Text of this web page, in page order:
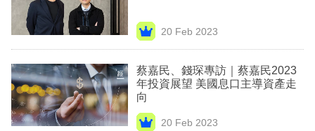
場
生
時
事
20 Feb 2023
蔡嘉民、錢琛專訪｜蔡嘉民2023
年投資展望 美國息口主導資產走
向
20 Feb 2023